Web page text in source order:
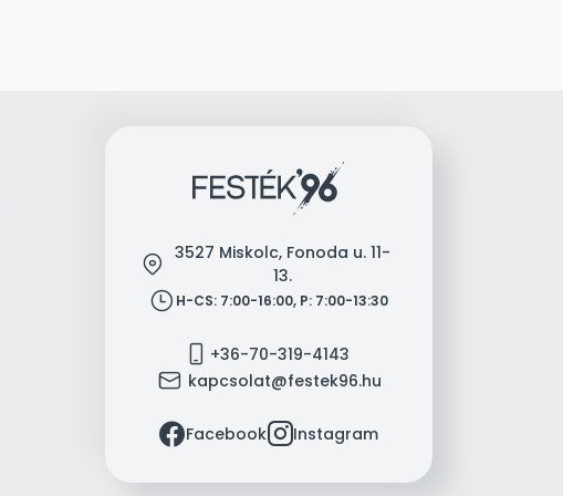
location 3527 Miskolc, Fonoda u. 11-
13.
clock H-CS: 7:00-16:00, P: 7:00-13:30
mobile +36-70-319-4143
mail kapcsolat@festek96.hu
facebookFacebookinstagramInstagram